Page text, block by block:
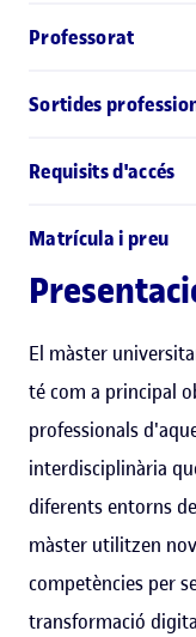
Professorat
Sortides
Requisits d'accés
Matrícula i preu
El màster
té com a principal
professionals
interdisciplinària
diferents entorns
màster utilitzen
competències per
transformació